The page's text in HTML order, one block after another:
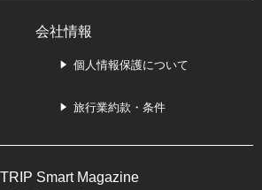
会社情報
個人情報保護について
旅行業約款・条件
Smart Magazine